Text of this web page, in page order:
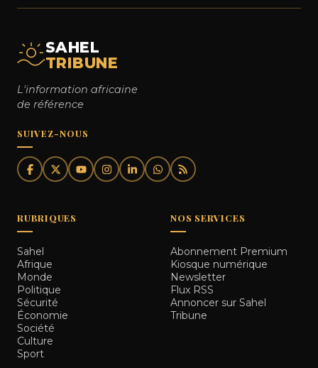
SAHEL
TRIBUNE
L'information africaine
de référence
SUIVEZ-NOUS
RUBRIQUES
Sahel
Afrique
Monde
Politique
Sécurité
Économie
Société
Culture
Sport
NOS SERVICES
Abonnement Premium
Kiosque numérique
Newsletter
Flux RSS
Annoncer sur Sahel
Tribune